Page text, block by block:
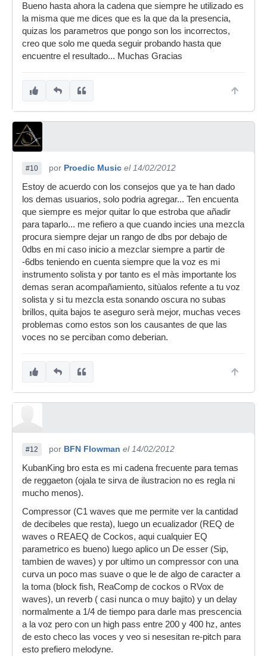
Bueno hasta ahora la cadena que siempre he utilizado es
la misma que me dices que es la que da la presencia,
quizas los parametros que pongo son los incorrectos,
creo que solo me queda seguir probando hasta que
encuentre el resultado... Muchas Gracias
#10 por Proedic Music el 14/02/2012
Estoy de acuerdo con los consejos que ya te han dado
los demas usuarios, solo podria agregar... Ten encuenta
que siempre es mejor quitar lo que estroba que añadir
para taparlo... me refiero a que cuando incies una mezcla
procura siempre dejar un rango de dbs por debajo de
0dbs en mi caso inicio a mezclar siempre a partir de
-6dbs teniendo en cuenta siempre que la voz es mi
instrumento solista y por tanto es el màs importante los
demas seran acompañamiento, sitùalos refente a tu voz
solista y si tu mezcla esta sonando oscura no subas
brillos, quita bajos te aseguro serà mejor, muchas veces
problemas como estos son los causantes de que las
voces no se perciban como deberian.
#12 por BFN Flowman el 14/02/2012
KubanKing bro esta es mi cadena frecuente para temas
de reggaeton (ojala te sirva de ilustracion no es regla ni
mucho menos).
Compressor (C1 waves que me permite ver la cantidad
de decibeles que resta), luego un ecualizador (REQ de
waves o REAEQ de Cockos, aqui cualquier EQ
parametrico es bueno) luego aplico un De esser (Sip,
tambien de waves) y por ultimo un compressor con una
curva un poco mas suave o que le de algo de caracter a
la toma (block fish, ReaComp de cockos o RVox de
waves), un reverb ( casi nunca o muy bajito) y un delay
normalmente a 1/4 de tiempo para darle mas prescencia
a la voz pero con un high pass entre 200 y 400 hz, antes
de esto checo las voces y veo si nesesitan re-pitch para
esto prefiero melodyne.